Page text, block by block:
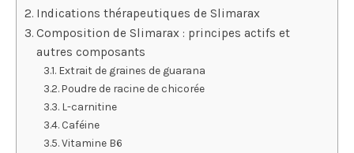
Indications thérapeutiques de Slimarax
Composition de Slimarax : principes actifs et
autres composants
Extrait de graines de guarana
Poudre de racine de chicorée
L-carnitine
Caféine
Vitamine B6